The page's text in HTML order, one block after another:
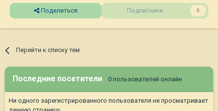
Поделиться Подписчики 0
Перейти к списку тем
Последние посетители 0 пользователей онлайн
Ни одного зарегистрированного пользователя не просматривает